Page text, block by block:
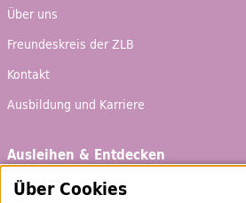
Über uns
Freundeskreis der ZLB
Kontakt
Ausbildung und Karriere
Ausleihen & Entdecken
Schaufenster
Über Cookies